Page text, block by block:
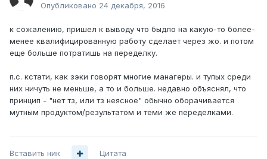
Опубликовано 24 декабря, 2016
к сожалению, пришел к выводу что быдло на какую-то более-
менее квалифицированную работу сделает через жо. и потом
еще больше потратишь на переделку.
п.с. кстати, как зэки говорят многие манагеры. и тупых среди
них ничуть не меньше, а то и больше. недавно объяснял, что
принцип - "нет тз, или тз неясное" обычно оборачивается
мутным продуктом/результатом и теми же переделками.
Вставить ник Цитата